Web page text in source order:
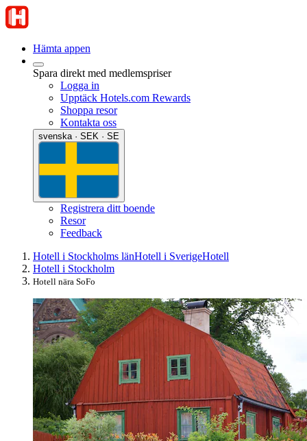
Hämta appen
Spara direkt med medlemspriser
Logga in
Upptäck Hotels.com Rewards
Shoppa resor
Kontakta oss
svenska · SEK · SE
Registrera ditt boende
Resor
Feedback
Hotell i Stockholms länHotell i SverigeHotell
Hotell i Stockholm
Hotell nära SoFo